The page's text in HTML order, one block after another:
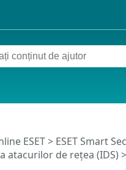
ESET> ESET Smart
atacurilor de rețea (IDS)